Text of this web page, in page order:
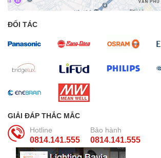
ĐỐI TÁC
GIẢI ĐÁP THẮC MẮC
Hotline
0814.141.555
Bảo hành
0814.141.555